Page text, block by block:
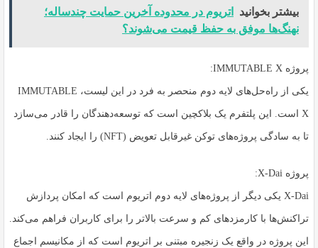
بیشتر بخوانید
اتریوم در محدوده آخرین حمایت چندساله؛
نهنگ‌ها موفق به حفظ قیمت می‌شوند؟
پروژه IMMUTABLE X:
یکی از راه‌حل‌های لایه دوم منحصر به فرد در این لیست، IMMUTABLE
X است. این پلتفرم یک بلاکچین است که توسعه‌دهندگان را قادر می‌سازد
تا به سادگی پروژه‌های توکن غیرقابل تعویض (NFT) را ایجاد کنند.
پروژه X-Dai:
X-Dai یکی دیگر از پروژه‌های لایه دوم اتریوم است که امکان پردازش
تراکنش‌ها با کارمزدهای کم و سرعت بالاتر را برای کاربران فراهم می‌کند.
این پروژه در واقع یک زنجیره مبتنی بر اتریوم است که از مکانیسم اجماع